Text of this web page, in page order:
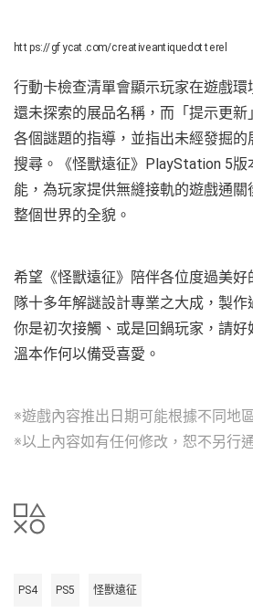
https://gfycat.com/creativeantiquedotterel
行動卡檢查清單會顯示玩家在遊戲
還未探索的展品名稱，而「提示更
各個謎題的指導，並指出未經發掘
搜尋。《怪獸遠征》PlayStation 5版
能，為玩家提供無縫接軌的遊戲通
整個世界的全貌。
希望《怪獸遠征》陪伴各位度過美好
隊十多年解謎設計專業之大成，製
你是初次接觸、或是回鍋玩家，請
溫本作何以備受喜愛。
※遊戲內容推出日期可能根據不同地
※以上內容如有任何修改，恕不另行
PS4 PS5 怪獸遠征